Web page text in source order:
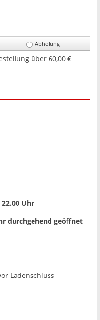
Abholung
über 60,00 €
22.00 Uhr
durchgehend geöffnet
Ladenschluss